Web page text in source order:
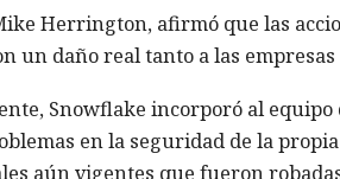
Herrington, afirmó que las
un daño real tanto a las
Snowflake incorporó al
en la seguridad de la
aún vigentes que fueron